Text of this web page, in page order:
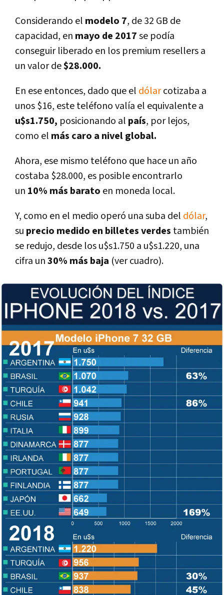
Considerando el modelo 7, de 32 GB de
capacidad, en mayo de 2017se podí­a
conseguir liberado en los premium resellers a
un valor de$28.000.
En ese entonces, dado que el dólarcotizaba a
unos $16, este teléfono valí­a el equivalente a
u$s1.750, posicionando al paí­s, por lejos,
como el más caro a nivel global.
Ahora, ese mismo teléfono que hace un año
costaba $28.000, es posible encontrarlo
un 10% más barato en moneda local.
Y, como en el medio operó una suba del dólar,
su precio medido en billetes verdes también
se redujo, desde los u$s1.750 a u$s1.220, una
cifra un30% más baja (ver cuadro).